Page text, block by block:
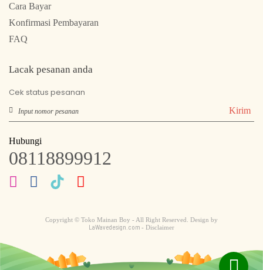
Cara Bayar
Konfirmasi Pembayaran
FAQ
Lacak pesanan anda
Cek status pesanan
Kirim
Hubungi
08118899912
Copyright © Toko Mainan Boy - All Right Reserved. Design by
LaWavedesign.com - Disclaimer